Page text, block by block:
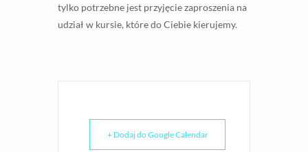
tylko potrzebne jest przyjęcie zaproszenia na
udział w kursie, które do Ciebie kierujemy.
+ Dodaj do Google Calendar